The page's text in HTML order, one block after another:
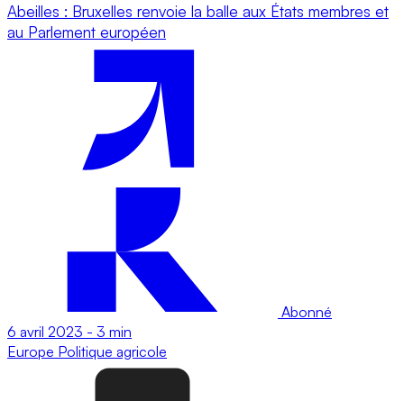
Abeilles : Bruxelles renvoie la balle aux États membres et
au Parlement européen
Abonné
6 avril 2023 - 3 min
Europe Politique agricole